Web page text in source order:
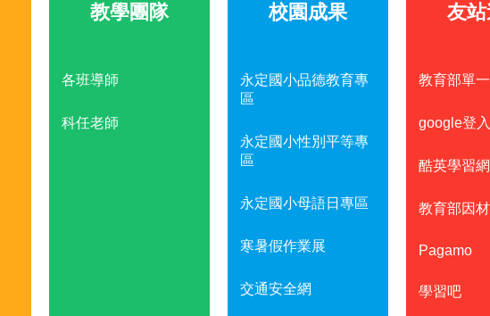
教學團隊
各班導師
科任老師
校園成果
永定國小品德教育專
區
永定國小性別平等專
區
永定國小母語日專區
寒暑假作業展
交通安全網
友
教育部單
google登入
酷英學習
教育部因
Pagamo
學習吧